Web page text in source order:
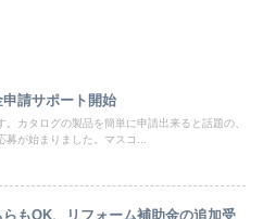
請サポート開始
。カタログの製品を簡単に申請出来ると話題の、
募が始まりました。マスコ...
もOK、リフォーム補助金の追加受